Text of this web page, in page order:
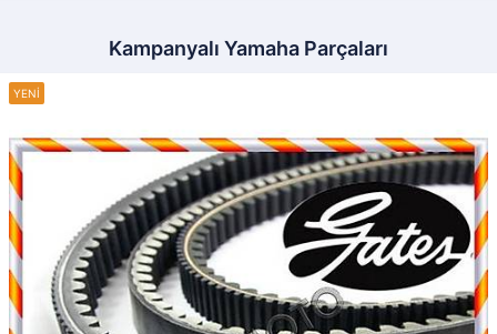
Kampanyalı Yamaha Parçaları